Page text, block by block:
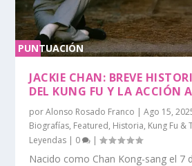
PUNTUACIÓN
JACKIE CHAN: BREVE
DEL KUNG FU Y LA ACCIÓN
porAlonso Rosado Franco |Ago 15,
Biografías, Featured, Historia, Kung Fu &
Leyendas | 0 |
Nacido como Chan Kong-sang el 7